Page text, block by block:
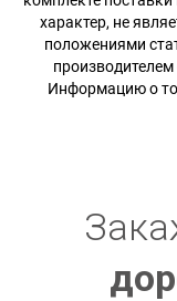
характер, не
положениями
Информацию о